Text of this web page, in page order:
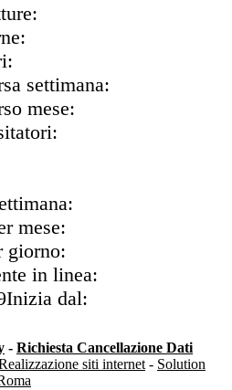
settimana:
mese:
mese:
giorno:
in linea:
Inizia dal:
- Richiesta Cancellazione Dati
siti internet - Solution